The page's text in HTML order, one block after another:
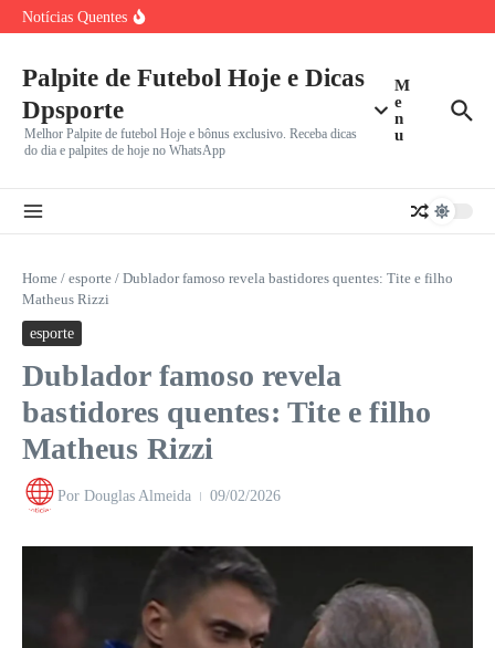
Ir para o conteúdo
Notícias Quentes
Cuiabá x Fortaleza pela Série B: Dourado Luta Contra Má
Palpite de Futebol Hoje e Dicas
Dpsporte
Melhor Palpite de futebol Hoje e bônus exclusivo. Receba dicas
do dia e palpites de hoje no WhatsApp
M
e
n
u
Home / esporte / Dublador famoso revela bastidores quentes: Tite e filho
Matheus Rizzi
esporte
Dublador famoso revela
bastidores quentes: Tite e filho
Matheus Rizzi
Por Douglas Almeida 09/02/2026